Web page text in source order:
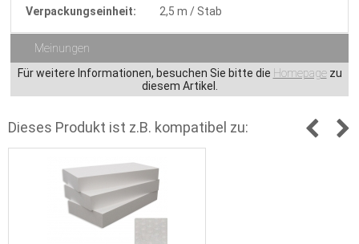
Verpackungseinheit:
2,5 m / Stab
Meinungen
Für weitere Informationen, besuchen Sie bitte die Homepagezu
diesem Artikel.
Dieses Produkt ist z.B. kompatibel zu: